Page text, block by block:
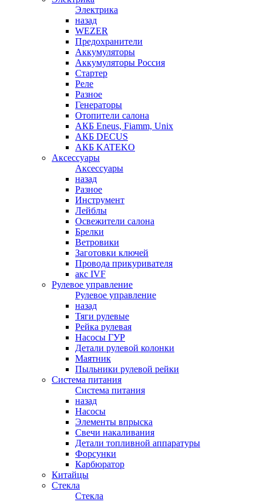
Электрика
назад
WEZER
Предохранители
Аккумуляторы
Аккумуляторы Россия
Стартер
Реле
Разное
Генераторы
Отопители салона
АКБ Eneus, Fiamm, Unix
АКБ DECUS
АКБ KATEKO
Аксессуары
Аксессуары
назад
Разное
Инструмент
Лейблы
Освежители салона
Брелки
Ветровики
Заготовки ключей
Провода прикуривателя
акс IVF
Рулевое управление
Рулевое управление
назад
Тяги рулевые
Рейка рулевая
Насосы ГУР
Детали рулевой колонки
Маятник
Пыльники рулевой рейки
Система питания
Система питания
назад
Насосы
Элементы впрыска
Свечи накаливания
Детали топливной аппаратуры
Форсунки
Карбюратор
Китайцы
Стекла
Стекла